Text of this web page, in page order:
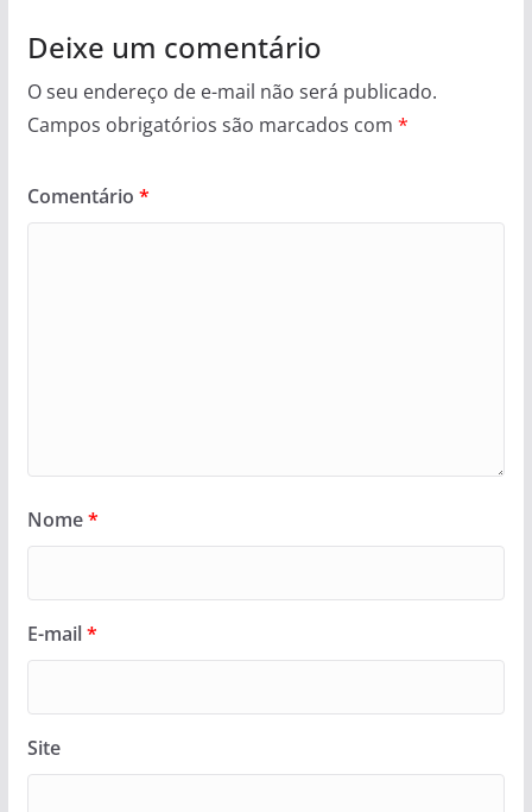
Deixe um comentário
O seu endereço de e-mail não será publicado.
Campos obrigatórios são marcados com *
Comentário *
Nome*
E-mail*
Site